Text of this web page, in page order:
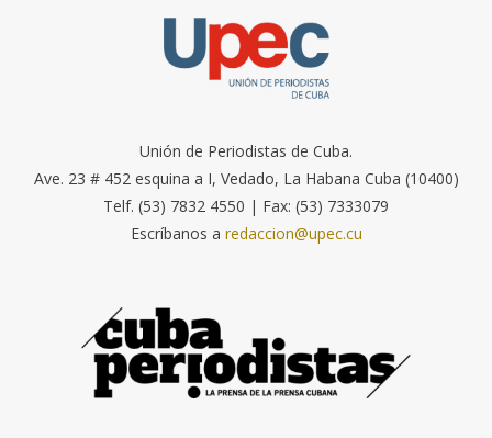
Unión de Periodistas de Cuba.
Ave. 23 # 452 esquina a I, Vedado, La Habana Cuba (10400)
Telf. (53) 7832 4550 | Fax: (53) 7333079
Escríbanos a redaccion@upec.cu